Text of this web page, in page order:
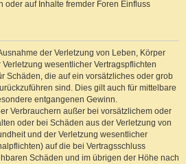
oder auf Inhalte fremder Foren Einfluss
der Verletzung von Leben, Körper
wesentlicher Vertragspflichten
Schäden, die auf ein vorsätzliches oder grob
sind. Dies gilt auch für mittelbare
entgangenen Gewinn.
Verbrauchern außer bei vorsätzlichem oder
oder bei Schäden aus der Verletzung von
und der Verletzung wesentlicher
auf die bei Vertragsschluss
Schäden und im übrigen der Höhe nach